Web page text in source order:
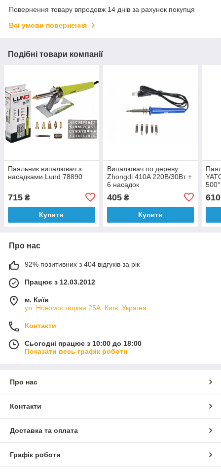
Повернення товару впродовж 14 днів за рахунок покупця
Всі умови повернення
Подібні товари компанії
Паяльник випалювач з
насадками Lund 78890
715 ₴
Купити
Випалювач по дереву
Zhongdi 410A 220В/30Вт +
6 насадок
405₴
Купити
610
Про нас
92% позитивних з 404 відгуків за рік
Працює з 12.03.2012
м. Київ
ул. Новомостицкая 25А, Київ, Україна
Контакти
Сьогодні працює з 10:00 до 18:00
Показати весь графік роботи
Про нас
Контакти
Доставка та оплата
Графік роботи